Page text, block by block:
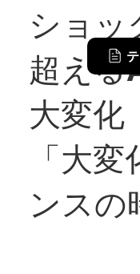
ショッ
超える
大変化
「大
ンスの